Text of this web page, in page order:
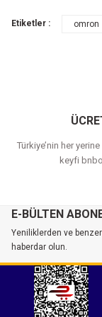
Etiketler : omron
Türkiye’nin her
keyfi
E-BÜLTEN
Yeniliklerden ve
haberdar olun.